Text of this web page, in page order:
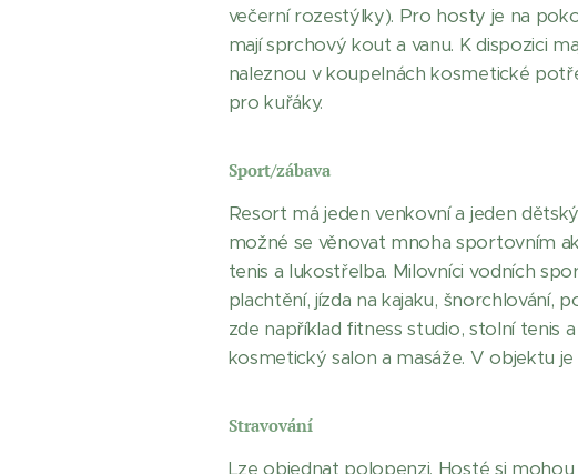
večerní rozestýlky). Pro hosty je na
mají sprchový kout a vanu. K dispozici
naleznou v koupelnách kosmetické
pro kuřáky.
Sport/zábava
Resort má jeden venkovní a jeden
možné se věnovat mnoha sportovním
tenis a lukostřelba. Milovníci vodních
plachtění, jízda na kajaku, šnorchlování,
zde například fitness studio, stolní tenis
kosmetický salon a masáže. V objektu
Stravování
Lze objednat polopenzi. Hosté si